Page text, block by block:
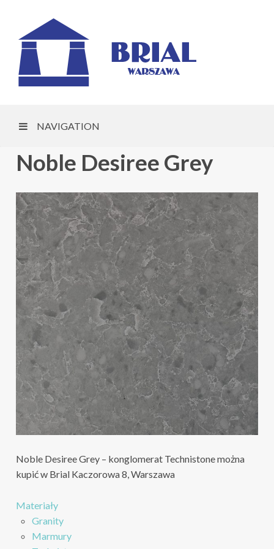
NAVIGATION
Noble Desiree Grey
Noble Desiree Grey – konglomerat Technistone można
kupić w Brial Kaczorowa 8, Warszawa
Materiały
Granity
Marmury